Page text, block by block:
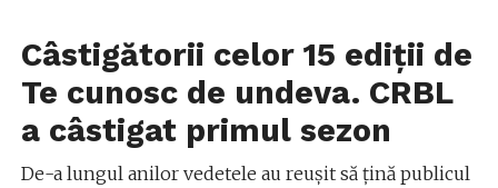
Câstigătorii celor 15 ediții de
Te cunosc de undeva. CRBL
a câstigat primul sezon
De-a lungul anilor vedetele au reușit să țină publicul